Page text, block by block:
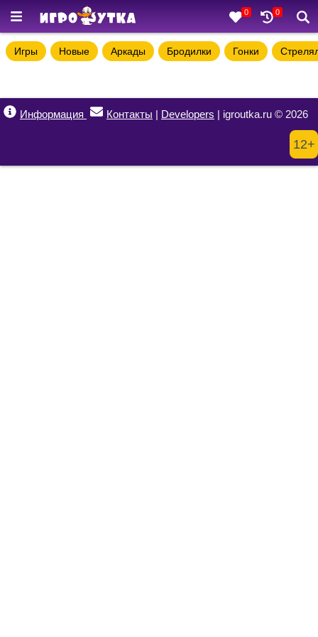
0 0
Игры Новые Аркады Бродилки Гонки
Информация Контакты | Developers | igroutka.ru © 2026
12+